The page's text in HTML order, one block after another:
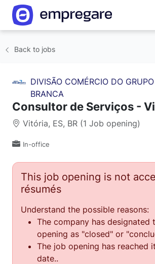
Back to jobs
DIVISÃO COMÉRCIO DO
BRANCA
Consultor de Serviços -
Vitória, ES, BR (1 Job opening)
In-office
This job opening is not
résumés
Understand the possible reasons:
The company has designated
opening as "closed" or
The job opening has reached
date..